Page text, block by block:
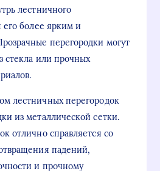
лестничного
его более ярким и
перегородки могут
стекла или прочных
лестничных перегородок
из металлической сетки.
отлично справляется со
падений,
и прочному